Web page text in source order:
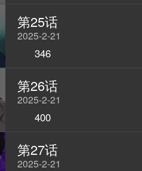
第25话
2025-2-21
346
第26话
2025-2-21
400
第27话
2025-2-21